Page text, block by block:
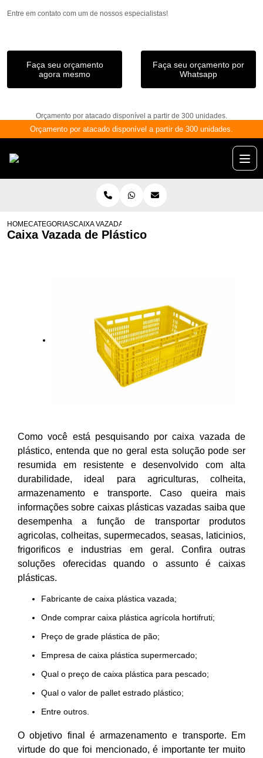
Entre em contato com um de nossos especialistas!
Faça seu orçamento
agora mesmo
Faça seu orçamento por
Whatsapp
Orçamento por atacado disponível a partir de 300 unidades.
Orçamento por atacado disponível a partir de 300 unidades.
HOMECATEGORIASCAIXA VAZADA DE PLÁSTICO
Caixa Vazada de Plástico
Como você está pesquisando por caixa vazada de
plástico, entenda que no geral esta solução pode ser
resumida em resistente e desenvolvido com alta
durabilidade, ideal para agriculturas, colheita,
armazenamento e transporte. Caso queira mais
informações sobre caixas plásticas vazadas saiba que
desempenha a função de transportar produtos
agricolas, colheitas, supermecados, seasas, laticinios,
frigorificos e industrias em geral. Confira outras
soluções oferecidas quando o assunto é caixas
plásticas.
fabricante de caixa plástica vazada;
onde comprar caixa plástica agrícola hortifruti;
preço de grade plástica de pão;
empresa de caixa plástica supermercado;
qual o preço de caixa plástica para pescado;
qual o valor de pallet estrado plástico;
entre outros.
O objetivo final é armazenamento e transporte. Em
virtude do que foi mencionado, é importante ter muito